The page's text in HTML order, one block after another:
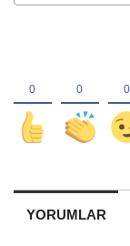
YORUMLAR